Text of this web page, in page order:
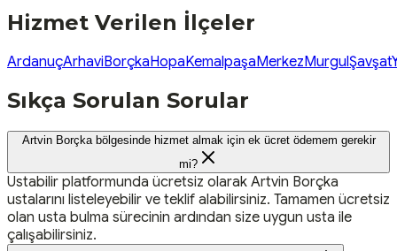
Hizmet Verilen İlçeler
ArdanuçArhaviBorçkaHopaKemalpaşaMerkezMurgulŞavşat
Sıkça Sorulan Sorular
Artvin Borçka bölgesinde hizmet almak için ek ücret ödemem gerekir
mi?
Ustabilir platformunda ücretsiz olarak Artvin Borçka
ustalarını listeleyebilir ve teklif alabilirsiniz. Tamamen ücretsiz
olan usta bulma sürecinin ardından size uygun usta ile
çalışabilirsiniz.